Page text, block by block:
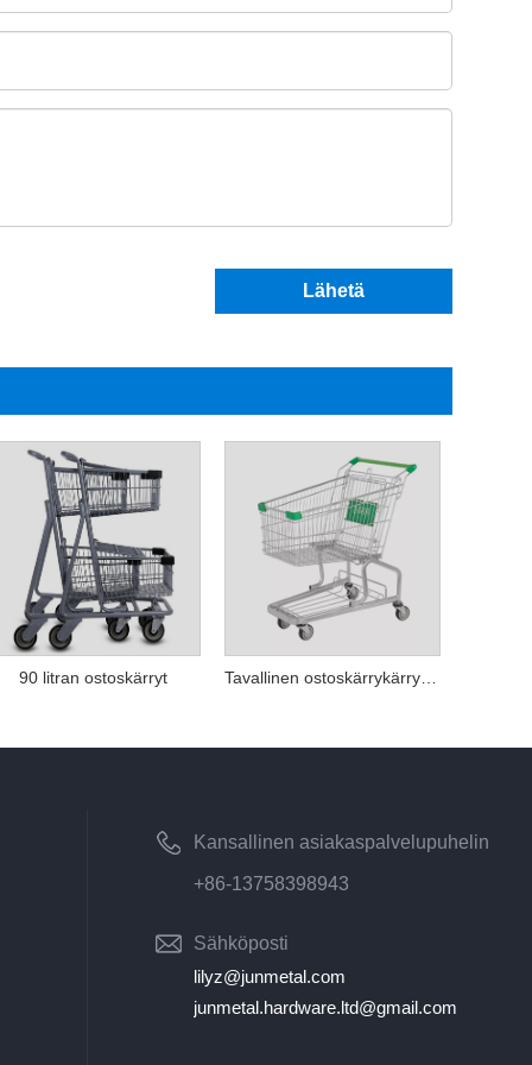
Lähetä
90 litran ostoskärryt Tavallinen ostoskärrykärry lastenistuimella
Kansallinen asiakaspalvelupuhelin
+86-13758398943
Sähköposti
lilyz@junmetal.com
junmetal.hardware.ltd@gmail.com